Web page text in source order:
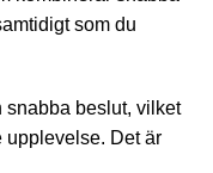
som du
snabba beslut, vilket
upplevelse. Det är